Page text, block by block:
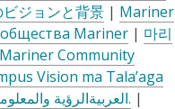
ジョンと背景 | Mariner
Mariner | 마리
Community
Vision ma Tala’aga
العربيةالرؤية والمعلومات الأساسية للحرم الجامعي في مجتمع مارينر. |